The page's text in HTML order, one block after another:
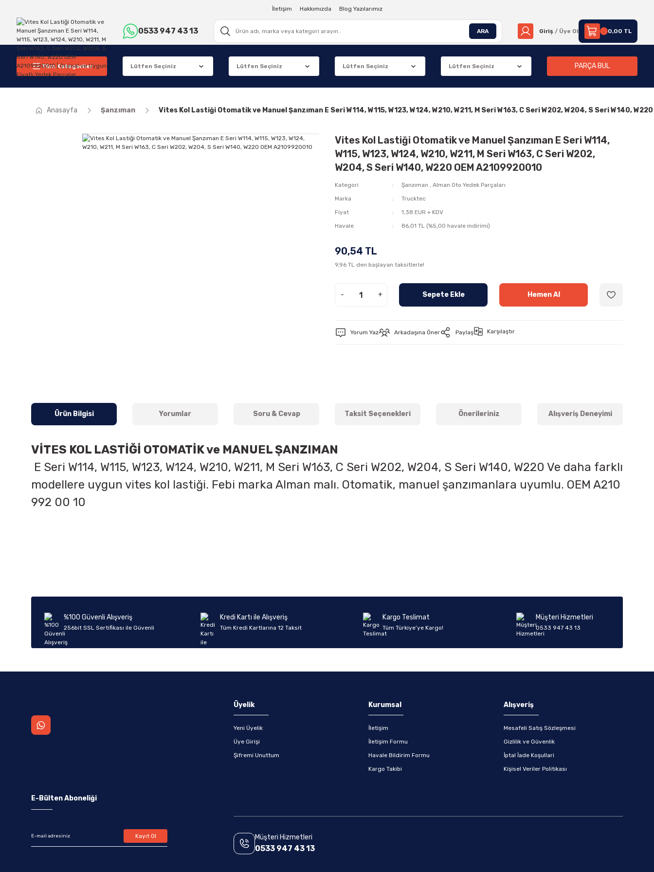
İletişim Hakkımızda Blog Yazılarımız
0533 947 43 13 ARA Giriş / Üye Ol 0,00 TL
Tüm Kategoriler PARÇA BUL
Anasayfa Şanzıman Vites Kol Lastiği Otomatik ve Manuel Şanzıman E Seri W114, W115, W123, W124, W210, W211, M Seri W163, C Seri W202, W204, S Seri W140,
Vites Kol Lastiği Otomatik ve Manuel Şanzıman E Seri W114,
W115, W123, W124, W210, W211, M Seri W163, C Seri W202,
W204, S Seri W140, W220 OEM A2109920010
Kategori Şanzıman ,Alman Oto Yedek Parçaları
Marka
Trucktec
Fiyat
1,38 EUR + KDV
Havale
86,01 TL (%5,00 havale indirimi)
90,54 TL
9,96 TL den başlayan taksitlerle!
- + Sepete Ekle Hemen Al
Yorum Yaz Arkadaşına Öner Paylaş Karşılaştır
Ürün Bilgisi Yorumlar Soru & Cevap Taksit Seçenekleri Önerileriniz Alışveriş Deneyimi
VİTES KOL LASTİĞİ OTOMATİK ve MANUEL ŞANZIMAN
E Seri W114, W115, W123, W124, W210, W211, M Seri W163, C Seri W202, W204, S Seri W140, W220 Ve daha farklı
modellere uygun vites kol lastiği. Febi marka Alman malı. Otomatik, manuel şanzımanlara uyumlu. OEM A210
992 00 10
Ürün fiyatı diğer sitelerden daha pahalı.
Bu ürüne benzer farklı alternatifler olmalı.
%100 Güvenli Alışveriş
256bit SSL Sertifikası ile Güvenli
Kredi Kartı ile Alışveriş
Tüm Kredi Kartlarına 12 Taksit
Kargo Teslimat
Tüm Türkiye’ye Kargo!
Müşteri Hizmetleri
0533 947 43 13
Üyelik
Yeni Üyelik
Üye Girişi
Şifremi Unuttum
Kurumsal
İletişim
İletişim Formu
Havale Bildirim Formu
Kargo Takibi
Alışveriş
Mesafeli Satış Sözleşmesi
Gizlilik ve Güvenlik
İptal İade Koşullari
Kişisel Veriler Politikası
E-Bülten Aboneliği
Kayıt Ol Müşteri Hizmetleri
0533 947 43 13